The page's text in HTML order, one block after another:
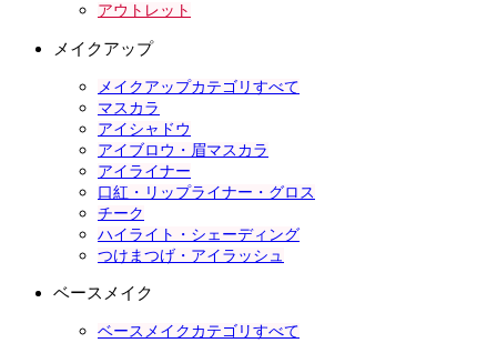
アウトレット
メイクアップ
メイクアップカテゴリすべて
マスカラ
アイシャドウ
アイブロウ・眉マスカラ
アイライナー
口紅・リップライナー・グロス
チーク
ハイライト・シェーディング
つけまつげ・アイラッシュ
ベースメイク
ベースメイクカテゴリすべて